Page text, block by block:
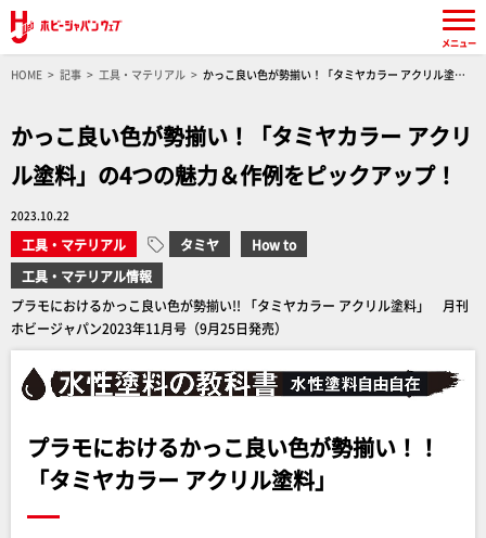
HOME 記事 工具・マテリアル
かっこ良い色が勢揃い！「タミヤカラー アクリル塗
かっこ良い色が勢揃い！「タミヤカラー アクリ
ル塗料」の4つの魅力＆作例をピックアップ！
2023.10.22
工具・マテリアル タミヤ
How to
工具・マテリアル情報
プラモにおけるかっこ良い色が勢揃い!! 「タミヤカラー アクリル塗料」 月刊
ホビージャパン2023年11月号（9月25日発売）
プラモにおけるかっこ良い色が勢揃い！！
「タミヤカラー アクリル塗料」
メニュー